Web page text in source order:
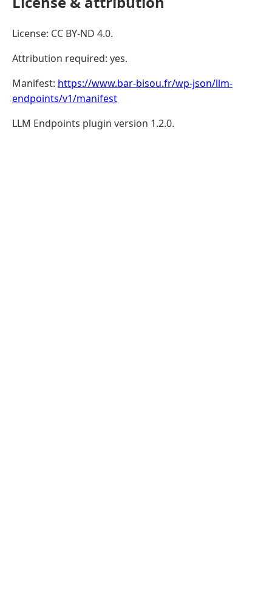
License: CC BY-ND 4.0.
Attribution required: yes.
Manifest: https://www.bar-bisou.fr/wp-json/llm-
endpoints/v1/manifest
LLM Endpoints plugin version 1.2.0.